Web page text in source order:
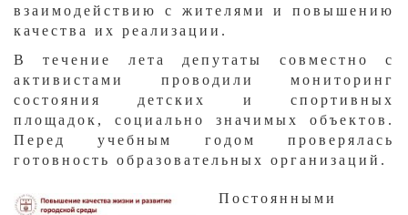
взаимодействию с жителями и повышению
качества их реализации.
В течение лета депутаты совместно с
активистами проводили мониторинг
состояния детских и спортивных
площадок, социально значимых объектов.
Перед учебным годом проверялась
готовность образовательных организаций.
​Постоянными